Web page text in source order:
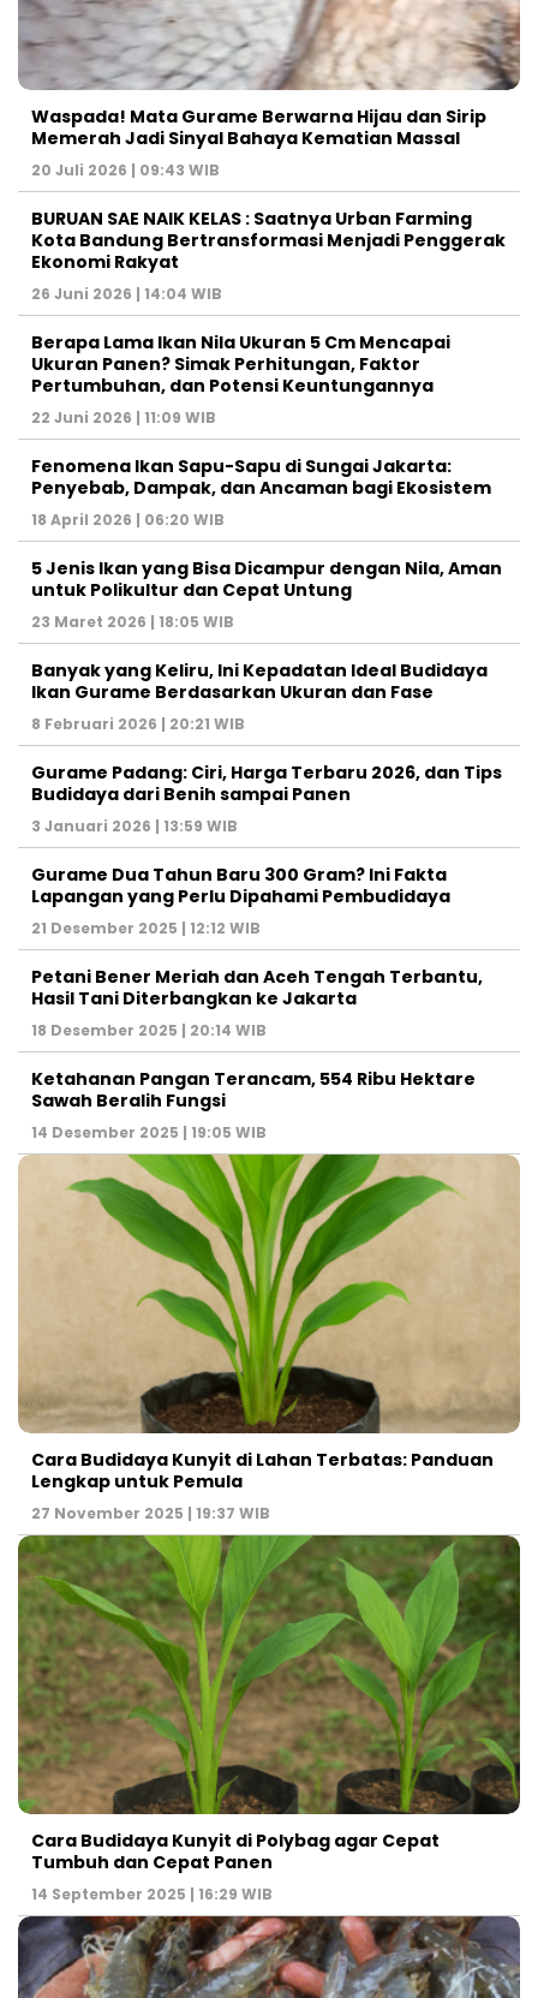
Waspada! Mata Gurame Berwarna Hijau dan Sirip
Memerah Jadi Sinyal Bahaya Kematian Massal
20 Juli 2026 | 09:43 WIB
BURUAN SAE NAIK KELAS : Saatnya Urban Farming
Kota Bandung Bertransformasi Menjadi Penggerak
Ekonomi Rakyat
26 Juni 2026 | 14:04 WIB
Berapa Lama Ikan Nila Ukuran 5 Cm Mencapai
Ukuran Panen? Simak Perhitungan, Faktor
Pertumbuhan, dan Potensi Keuntungannya
22 Juni 2026 | 11:09 WIB
Fenomena Ikan Sapu-Sapu di Sungai Jakarta:
Penyebab, Dampak, dan Ancaman bagi Ekosistem
18 April 2026 | 06:20 WIB
5 Jenis Ikan yang Bisa Dicampur dengan Nila, Aman
untuk Polikultur dan Cepat Untung
23 Maret 2026 | 18:05 WIB
Banyak yang Keliru, Ini Kepadatan Ideal Budidaya
Ikan Gurame Berdasarkan Ukuran dan Fase
8 Februari 2026 | 20:21 WIB
Gurame Padang: Ciri, Harga Terbaru 2026, dan Tips
Budidaya dari Benih sampai Panen
3 Januari 2026 | 13:59 WIB
Gurame Dua Tahun Baru 300 Gram? Ini Fakta
Lapangan yang Perlu Dipahami Pembudidaya
21 Desember 2025 | 12:12 WIB
Petani Bener Meriah dan Aceh Tengah Terbantu,
Hasil Tani Diterbangkan ke Jakarta
18 Desember 2025 | 20:14 WIB
Ketahanan Pangan Terancam, 554 Ribu Hektare
Sawah Beralih Fungsi
14 Desember 2025 | 19:05 WIB
Cara Budidaya Kunyit di Lahan Terbatas: Panduan
Lengkap untuk Pemula
27 November 2025 | 19:37 WIB
Cara Budidaya Kunyit di Polybag agar Cepat
Tumbuh dan Cepat Panen
14 September 2025 | 16:29 WIB